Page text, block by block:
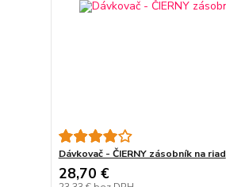
Dávkovač - ČIERNY zásobník na riad
28,70 €